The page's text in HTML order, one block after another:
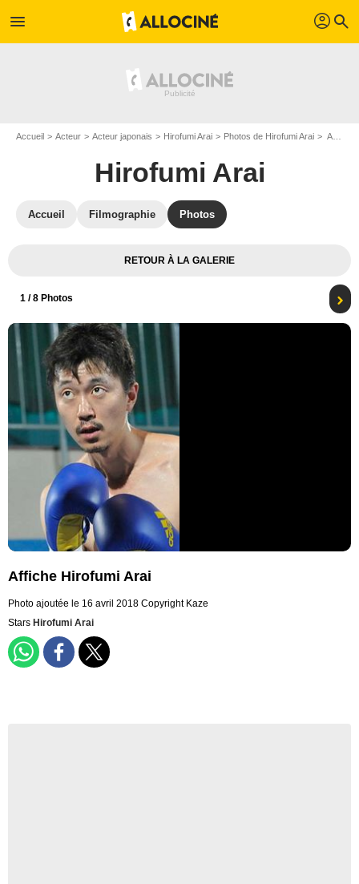
menu profil search
Accueil Acteur Acteur japonais Hirofumi Arai Photos de Hirofumi Arai Affiche Hirofumi Arai
Hirofumi Arai
Accueil Filmographie Photos
RETOUR À LA GALERIE
1 / 8 Photos
Affiche Hirofumi Arai
Photo ajoutée le 16 avril 2018 Copyright Kaze
Stars Hirofumi Arai